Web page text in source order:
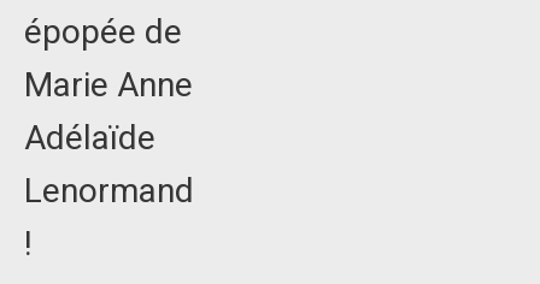
épopée de
Marie Anne
Adélaïde
Lenormand
!